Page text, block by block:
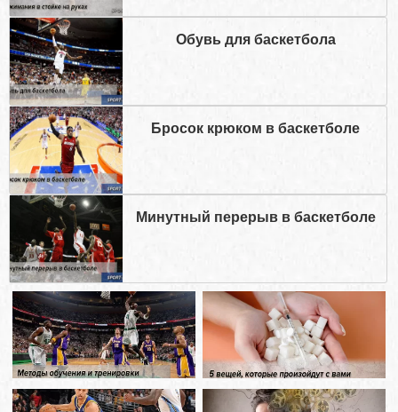
Обувь для баскетбола
Бросок крюком в баскетболе
Минутный перерыв в баскетболе